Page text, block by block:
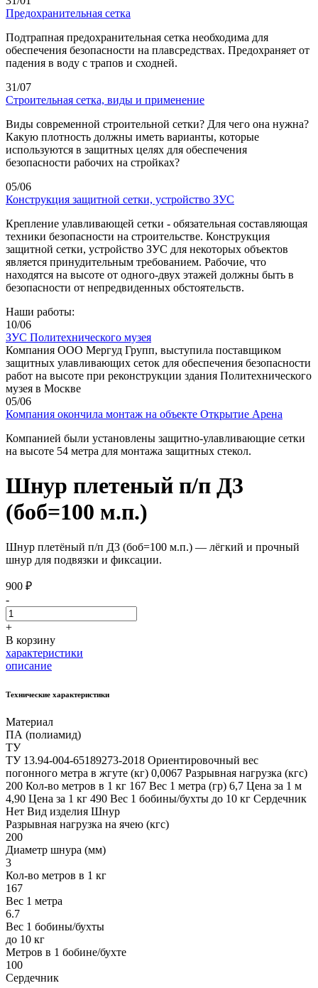
Предохранительная сетка
Подтрапная предохранительная сетка необходима для
обеспечения безопасности на плавсредствах. Предохраняет от
падения в воду с трапов и сходней.
31/07
Строительная сетка, виды и применение
Виды современной строительной сетки? Для чего она нужна?
Какую плотность должны иметь варианты, которые
используются в защитных целях для обеспечения
безопасности рабочих на стройках?
05/06
Конструкция защитной сетки, устройство ЗУС
Крепление улавливающей сетки - обязательная составляющая
техники безопасности на строительстве. Конструкция
защитной сетки, устройство ЗУС для некоторых объектов
является принудительным требованием. Рабочие, что
находятся на высоте от одного-двух этажей должны быть в
безопасности от непредвиденных обстоятельств.
Наши работы:
10/06
ЗУС Политехнического музея
Компания ООО Мергуд Групп, выступила поставщиком
защитных улавливающих сеток для обеспечения безопасности
работ на высоте при реконструкции здания Политехнического
музея в Москве
05/06
Компания окончила монтаж на объекте Открытие Арена
Компанией были установлены защитно-улавливающие сетки
на высоте 54 метра для монтажа защитных стекол.
Шнур плетеный п/п Д3
(боб=100 м.п.)
Шнур плетёный п/п Д3 (боб=100 м.п.) — лёгкий и прочный
шнур для подвязки и фиксации.
900 ₽
-
+
В корзину
характеристики
описание
Технические характеристики
Материал
ПА (полиамид)
ТУ
ТУ 13.94-004-65189273-2018 Ориентировочный вес
погонного метра в жгуте (кг) 0,0067 Разрывная нагрузка (кгс)
200 Кол-во метров в 1 кг 167 Вес 1 метра (гр) 6,7 Цена за 1 м
4,90 Цена за 1 кг 490 Вес 1 бобины/бухты до 10 кг Сердечник
Нет Вид изделия Шнур
Разрывная нагрузка на ячею (кгс)
200
Диаметр шнура (мм)
3
Кол-во метров в 1 кг
167
Вес 1 метра
6.7
Вес 1 бобины/бухты
до 10 кг
Метров в 1 бобине/бухте
100
Сердечник